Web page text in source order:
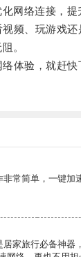
网络连接，提
、玩游戏还
。
验，就赶快
常简单，一键加
居家旅行必备神器